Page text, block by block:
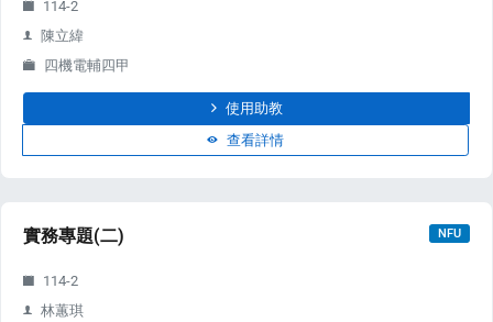
114-2
陳立緯
四機電輔四甲
使用助教
查看詳情
實務專題(二) NFU
114-2
林蕙琪